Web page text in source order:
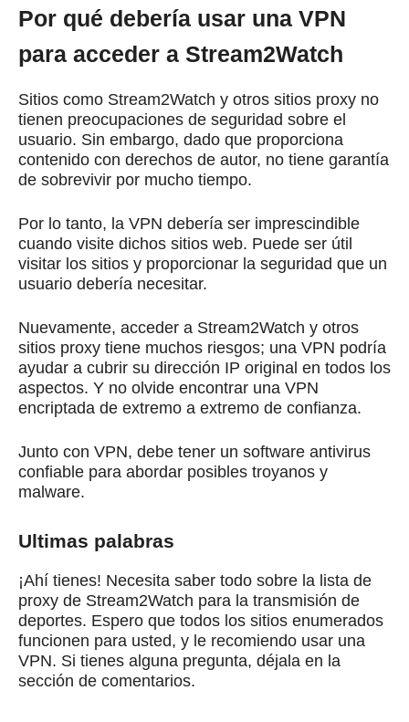
Por qué debería usar una VPN
para acceder a Stream2Watch
Sitios como Stream2Watch y otros sitios proxy no
tienen preocupaciones de seguridad sobre el
usuario. Sin embargo, dado que proporciona
contenido con derechos de autor, no tiene garantía
de sobrevivir por mucho tiempo.
Por lo tanto, la VPN debería ser imprescindible
cuando visite dichos sitios web. Puede ser útil
visitar los sitios y proporcionar la seguridad que un
usuario debería necesitar.
Nuevamente, acceder a Stream2Watch y otros
sitios proxy tiene muchos riesgos; una VPN podría
ayudar a cubrir su dirección IP original en todos los
aspectos. Y no olvide encontrar una VPN
encriptada de extremo a extremo de confianza.
Junto con VPN, debe tener un software antivirus
confiable para abordar posibles troyanos y
malware.
Ultimas palabras
¡Ahí tienes! Necesita saber todo sobre la lista de
proxy de Stream2Watch para la transmisión de
deportes. Espero que todos los sitios enumerados
funcionen para usted, y le recomiendo usar una
VPN. Si tienes alguna pregunta, déjala en la
sección de comentarios.